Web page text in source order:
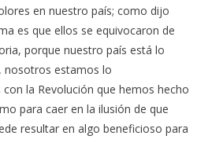
en nuestro país; como dijo
es que ellos se equivocaron de
porque nuestro país está lo
nosotros estamos lo
la Revolución que hemos hecho
para caer en la ilusión de que
resultar en algo beneficioso para